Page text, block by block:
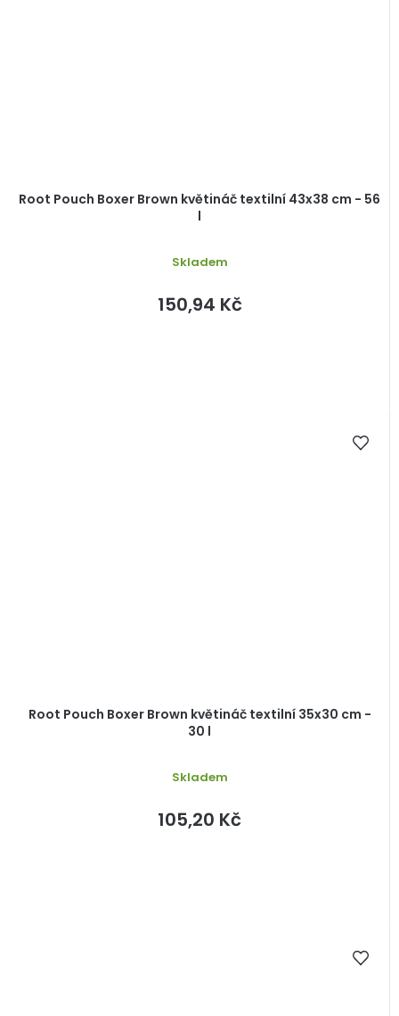
Root Pouch Boxer Brown květináč textilní 43x38 cm - 56
l
Skladem
150,94 Kč
Root Pouch Boxer Brown květináč textilní 35x30 cm -
30 l
Skladem
105,20 Kč